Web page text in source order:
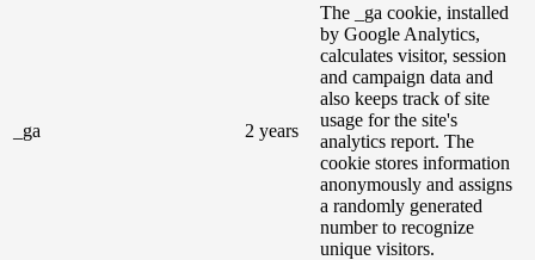
_ga 2 years
The _ga cookie, installed
by Google Analytics,
calculates visitor, session
and campaign data and
also keeps track of site
usage for the site's
analytics report. The
cookie stores information
anonymously and assigns
a randomly generated
number to recognize
unique visitors.